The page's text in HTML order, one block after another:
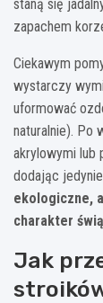
staną się
zapachem
Ciekawym
wystarczy
uformować
naturalnie). Po
akrylowymi lub
dodając
ekologiczne,
charakter
Jak